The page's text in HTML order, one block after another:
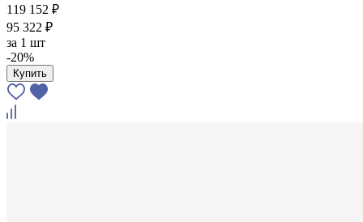
119 152 ₽
95 322 ₽
за 1 шт
-20%
Купить